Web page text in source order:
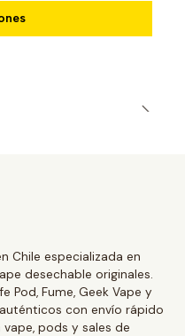
Chile especializada en
desechable originales.
Pod, Fume, Geek Vape y
con envío rápido
pods y sales de